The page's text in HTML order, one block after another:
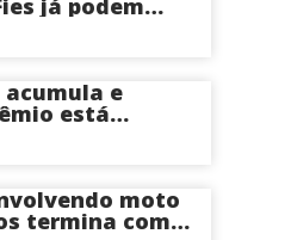
já podem
acumula e
está
moto
termina com